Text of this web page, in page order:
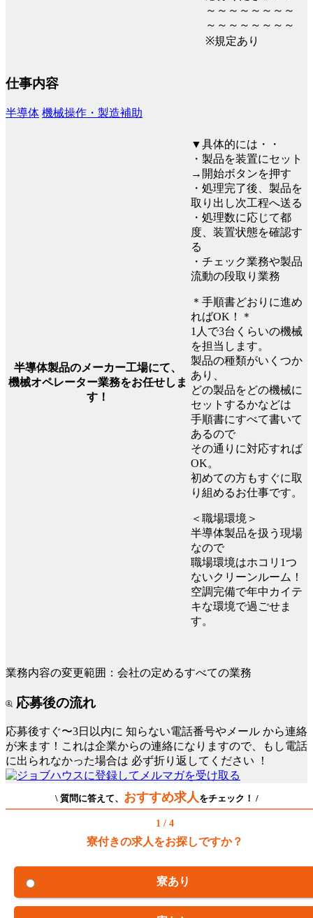
～～～～～～～～
～～～～～～～～
※規定あり
仕事内容
半導体 機械操作・製造補助
半導体製品のメーカー工場にて、
機械オペレーター業務をお任せしま
す！
▼具体的には・・
・製品を装置にセット
→開始ボタンを押す
・処理完了後、製品を
取り出し次工程へ送る
・処理数に応じて都
度、装置状態を確認す
る
・チェック業務や製品
流動の段取り業務
＊手順書どおりに進め
ればOK！＊
1人で3台くらいの機械
を担当します。
製品の種類がいくつか
あり、
どの製品をどの機械に
セットするかなどは
手順書にすべて書いて
あるので
その通りに対応すれば
OK。
初めての方もすぐに取
り組めるお仕事です。
＜職場環境＞
半導体製品を扱う現場
なので
職場環境はホコリ1つ
ないクリーンルーム！
空調完備で年中カイテ
キな環境で過ごせま
す。
業務内容の変更範囲：会社の定めるすべての業務
応募後の流れ
応募後すぐ〜3日以内に 知らない電話番号やメール から連絡
が来ます！これは企業からの連絡になりますので、もし電話
に出られなかった場合は 必ず折り返してください ！
\ 質問に答えて、 おすすめ求人をチェック！ /
1 / 4
寮付きの求人をお探しですか？
寮あり